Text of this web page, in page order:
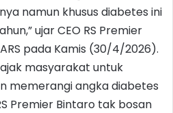
namun khusus diabetes ini
ujar CEO RS Premier
pada Kamis (30/4/2026).
masyarakat untuk
memerangi angka diabetes
Premier Bintaro tak bosan